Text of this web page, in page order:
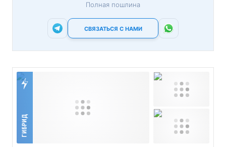
Полная пошлина
СВЯЗАТЬСЯ С НАМИ
ГИБРИД